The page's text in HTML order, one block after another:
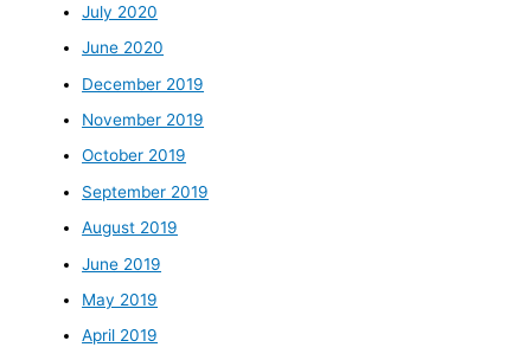
July 2020
June 2020
December 2019
November 2019
October 2019
September 2019
August 2019
June 2019
May 2019
April 2019